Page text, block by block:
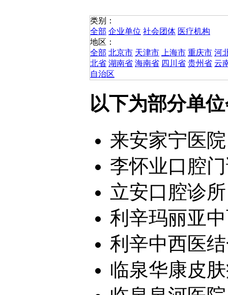
类别：
全部 企业单位 社会团体 医疗机构
地区：
全部 北京市 天津市 上海市 重庆市 河
北省 湖南省 海南省 四川省 贵州省 云
自治区
以下为部分单
来安家宁医院
李怀业口腔
立安口腔诊所
利辛玛丽亚
利辛中西医
临泉华康皮